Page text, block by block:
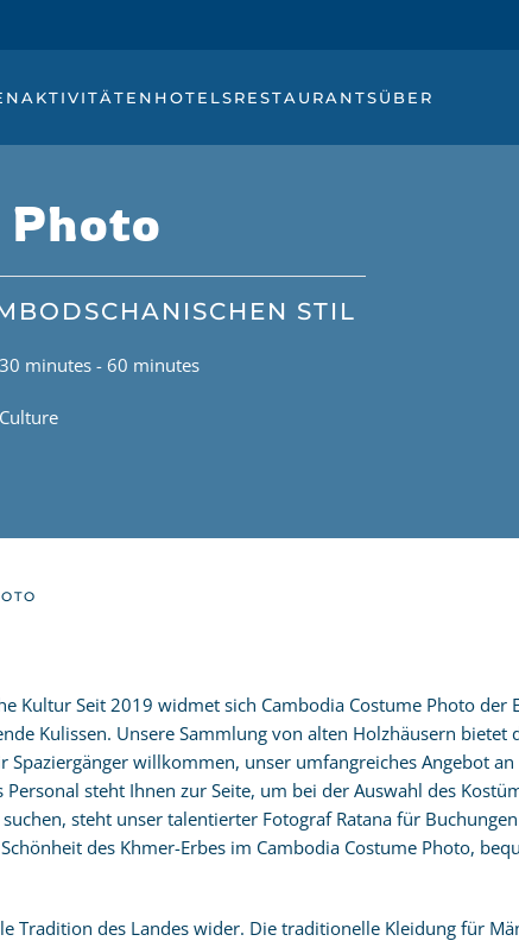
AKTIVITÄTEN HOTELSRESTAURANTSÜBER
Photo
STIL
30 minutes - 60 minutes
Culture
Kultur Seit 2019 widmet sich Cambodia Costume Photo
Kulissen. Unsere Sammlung von alten Holzhäusern bietet
willkommen, unser umfangreiches Angebot
steht Ihnen zur Seite, um bei der Auswahl des
steht unser talentierter Fotograf Ratana für
des Khmer-Erbes im Cambodia Costume Photo,
Tradition des Landes wider. Die traditionelle Kleidung für